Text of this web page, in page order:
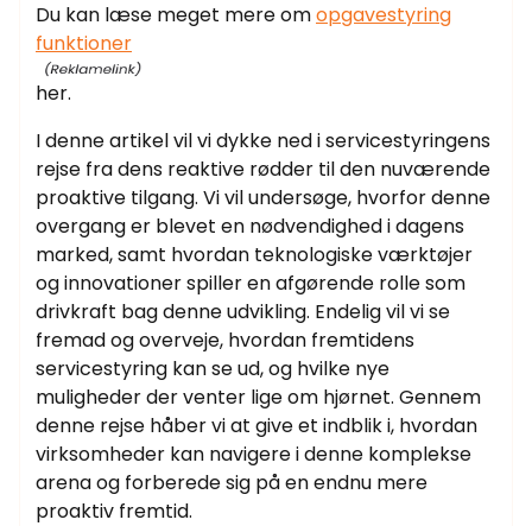
Du kan læse meget mere omopgavestyring
funktioner
her.
I denne artikel vil vi dykke ned i servicestyringens
rejse fra dens reaktive rødder til den nuværende
proaktive tilgang. Vi vil undersøge, hvorfor denne
overgang er blevet en nødvendighed i dagens
marked, samt hvordan teknologiske værktøjer
og innovationer spiller en afgørende rolle som
drivkraft bag denne udvikling. Endelig vil vi se
fremad og overveje, hvordan fremtidens
servicestyring kan se ud, og hvilke nye
muligheder der venter lige om hjørnet. Gennem
denne rejse håber vi at give et indblik i, hvordan
virksomheder kan navigere i denne komplekse
arena og forberede sig på en endnu mere
proaktiv fremtid.